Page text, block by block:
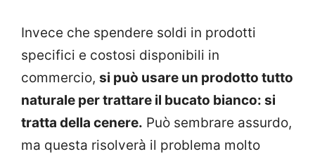
Invece che spendere soldi in prodotti
specifici e costosi disponibili in
commercio, si può usare un prodotto tutto
naturale per trattare il bucato bianco: si
tratta della cenere. Può sembrare assurdo,
ma questa risolverà il problema molto